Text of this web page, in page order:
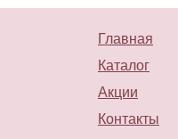
Главная
Каталог
Акции
Контакты